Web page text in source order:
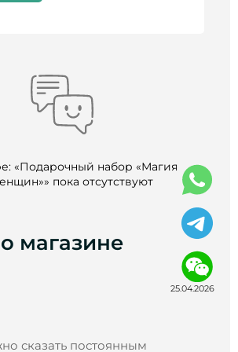
«Подарочный набор «Магия
пока отсутствуют
магазине
25.04.2026
сказать постоянным